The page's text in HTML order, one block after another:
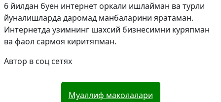
6 йилдан буен интернет оркали ишлайман ва турли
йуналишларда даромад манбаларини яратаман.
Интернетда узимнинг шахсий бизнесимни куряпман
ва фаол сармоя киритяпман.
Автор в соц сетях
Муаллиф маколалари